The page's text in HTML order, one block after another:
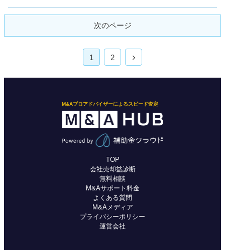
次のページ
1 2
M&Aプロアドバイザーによるスピード査定
TOP
会社売却益診断
無料相談
M&Aサポート料金
よくある質問
M&Aメディア
プライバシーポリシー
運営会社